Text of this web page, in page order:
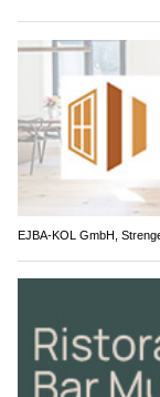
EJBA-KOL GmbH,